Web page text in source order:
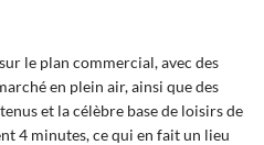
le plan commercial, avec des
en plein air, ainsi que des
et la célèbre base de loisirs de
4 minutes, ce qui en fait un lieu